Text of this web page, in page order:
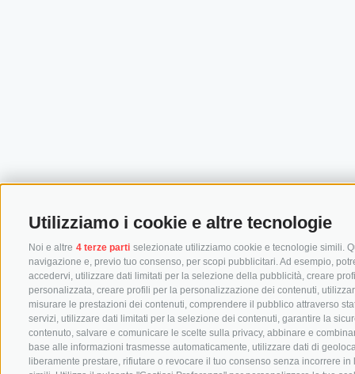
Utilizziamo i cookie e altre tecnologie
Noi e altre 4 terze parti selezionate utilizziamo cookie e tecnologie simili.
navigazione e, previo tuo consenso, per scopi pubblicitari. Ad esempio,
accedervi, utilizzare dati limitati per la selezione della pubblicità, creare
personalizzata, creare profili per la personalizzazione dei contenuti,
misurare le prestazioni dei contenuti, comprendere il pubblico attraverso
servizi, utilizzare dati limitati per la selezione dei contenuti, garantire la
contenuto, salvare e comunicare le scelte sulla privacy, abbinare e
base alle informazioni trasmesse automaticamente, utilizzare dati di
liberamente prestare, rifiutare o revocare il tuo consenso senza incorrere